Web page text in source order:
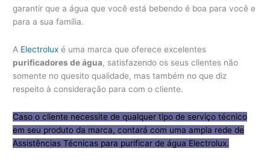
garantir que a água que você está bebendo é boa para você e
para a sua família.
A Electrolux é uma marca que oferece excelentes
purificadores de água, satisfazendo os seus clientes não
somente no quesito qualidade, mas também no que diz
respeito à consideração para com o cliente.
Caso o cliente necessite de qualquer tipo de serviço técnico
em seu produto da marca, contará com uma ampla rede de
Assistências Técnicas para purificar de água Electrolux.